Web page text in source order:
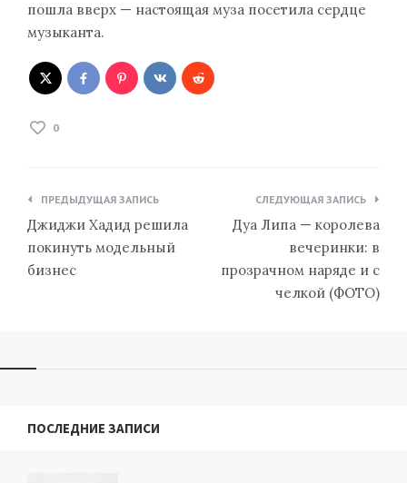
пошла вверх — настоящая муза посетила сердце
музыканта.
0
Навигация
по
записям
ПРЕДЫДУЩАЯ ЗАПИСЬ
Джиджи Хадид решила
покинуть модельный
бизнес
СЛЕДУЮЩАЯ ЗАПИСЬ
Дуа Липа — королева
вечеринки: в
прозрачном наряде и с
челкой (ФОТО)
ПОСЛЕДНИЕ ЗАПИСИ